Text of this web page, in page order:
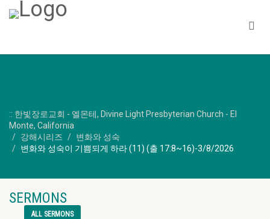
:: 한빛장로교회 - 엘몬테, Divine Light Presbyterian Church - El
Monte, California
강해시리즈
변화와 성숙
변화와 성숙이 기쁨되게 하라 (11) (출 17:8~16)-3/8/2026
SERMONS
ALL SERMONS